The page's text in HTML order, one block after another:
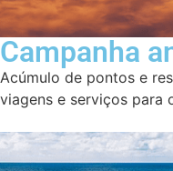
Campanha
Acúmulo de pontos e
viagens e serviços para